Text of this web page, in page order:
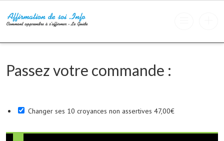
Passez votre commande :
Changer ses 10 croyances non assertives 47,00€